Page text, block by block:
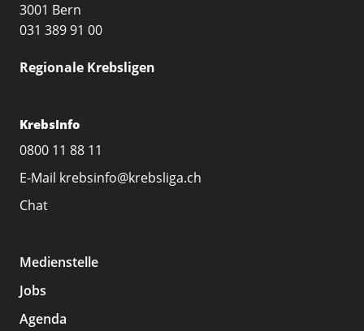
3001 Bern
031 389 91 00
Regionale Krebsligen
KrebsInfo
0800 11 88 11
E-Mail krebsinfo@krebsliga.ch
Chat
Medienstelle
Jobs
Agenda